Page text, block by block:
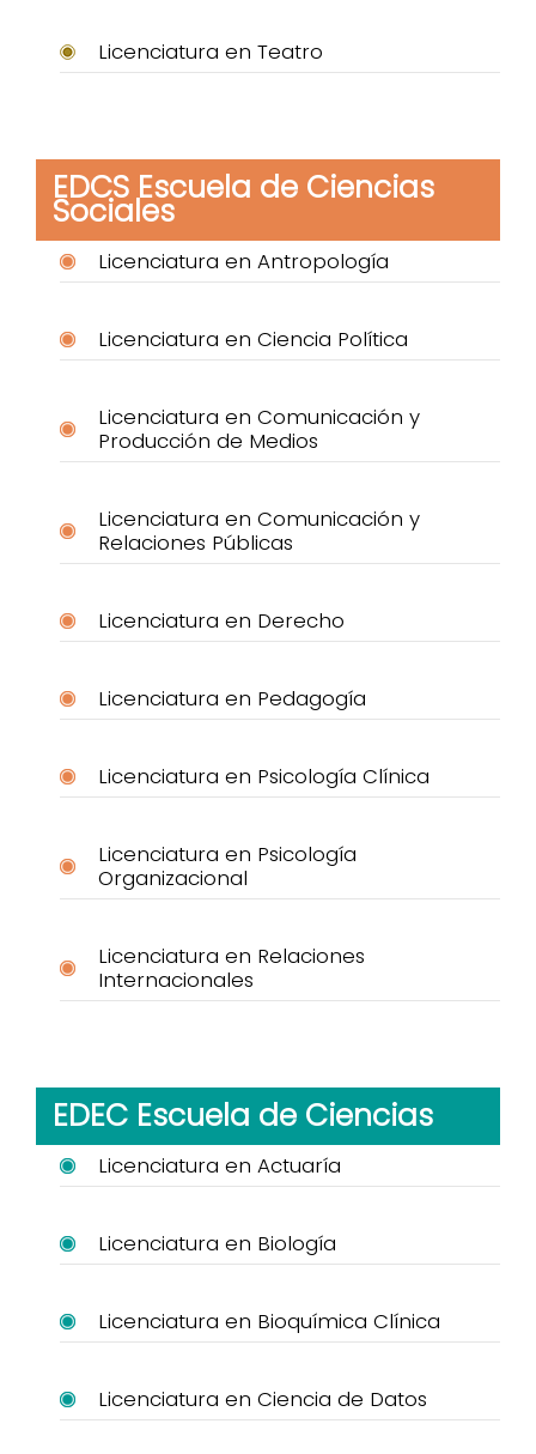
Licenciatura en Teatro
EDCS Escuela de Ciencias
Sociales
Licenciatura en Antropología
Licenciatura en Ciencia Política
Licenciatura en Comunicación y
Producción de Medios
Licenciatura en Comunicación y
Relaciones Públicas
Licenciatura en Derecho
Licenciatura en Pedagogía
Licenciatura en Psicología Clínica
Licenciatura en Psicología
Organizacional
Licenciatura en Relaciones
Internacionales
EDEC Escuela de Ciencias
Licenciatura en Actuaría
Licenciatura en Biología
Licenciatura en Bioquímica Clínica
Licenciatura en Ciencia de Datos